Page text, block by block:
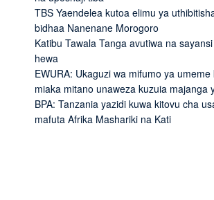
TBS Yaendelea kutoa elimu ya
bidhaa Nanenane Morogoro
Katibu Tawala Tanga avutiwa na
hewa
EWURA: Ukaguzi wa mifumo ya
miaka mitano unaweza kuzuia majanga
BPA: Tanzania yazidi kuwa kitovu cha
mafuta Afrika Mashariki na Kati